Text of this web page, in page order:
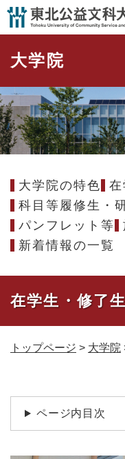
ペ
頭
で
す
。
メニ
大学院
大学院の特色
科目等履修生・
パンフレット等
新着情報の一覧
在学生・修了
トップページ > 大学院
文
ページ内目次